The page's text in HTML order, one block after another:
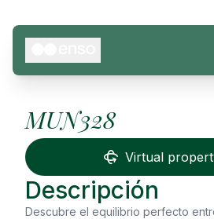
MUN328
See
Virtual
Descripción
Descubre el equilibrio perfecto